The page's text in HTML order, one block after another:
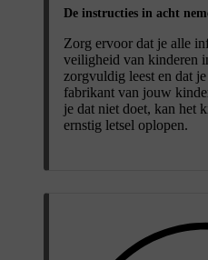
De instructies in acht
Zorg ervoor dat je alle
veiligheid van kinderen
zorgvuldig leest en dat
fabrikant van jouw
je dat niet doet, kan het
ernstig letsel oplopen.